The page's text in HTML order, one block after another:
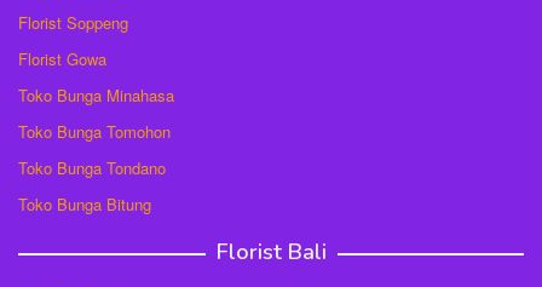
Florist Soppeng
Florist Gowa
Toko Bunga Minahasa
Toko Bunga Tomohon
Toko Bunga Tondano
Toko Bunga Bitung
Florist Bali